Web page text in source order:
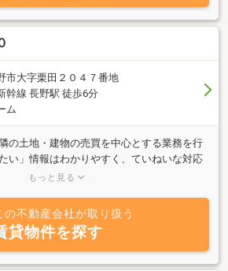
市大字栗田２０４７番地
幹線 長野駅 徒歩6分
ム
の土地・建物の売買を中心とする業務を行
い」情報はわかりやすく、ていねいな対応
主さん向けの土地活用の企画・提案も実績
もっと見る
の不動産会社が取り扱う
貸物件を探す